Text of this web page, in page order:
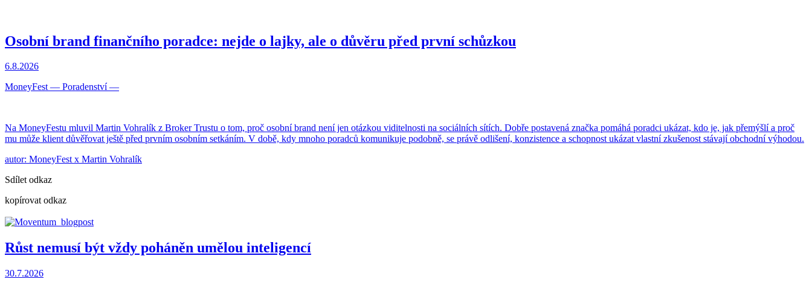
Osobní brand finančního poradce: nejde o lajky, ale o důvěru před první schůzkou
6.8.2026
MoneyFest — Poradenství —
Na MoneyFestu mluvil Martin Vohralík z Broker Trustu o tom, proč osobní brand není jen otázkou viditelnosti na sociálních sítích. Dobře postavená značka pomáhá poradci ukázat, kdo je, jak přemýšlí a proč
mu může klient důvěřovat ještě před prvním osobním setkáním. V době, kdy mnoho poradců komunikuje podobně, se právě odlišení, konzistence a schopnost ukázat vlastní zkušenost stávají obchodní výhodou.
autor: MoneyFest x Martin Vohralík
Sdílet odkaz
kopírovat odkaz
Růst nemusí být vždy poháněn umělou inteligencí
30.7.2026